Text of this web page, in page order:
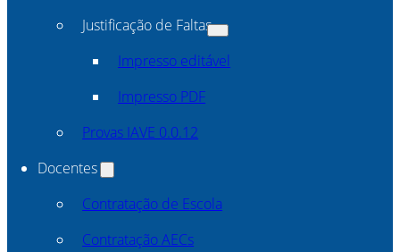
Justificação de Faltas
Impresso editável
Impresso PDF
Provas IAVE 0.0.12
Docentes
Contratação de Escola
Contratação AECs